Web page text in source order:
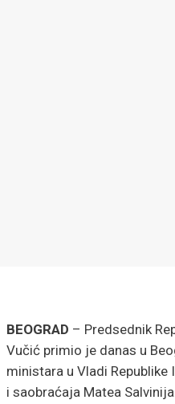
BEOGRAD – Predsednik
Vučić primio je danas u
ministara u Vladi
i saobraćaja Matea